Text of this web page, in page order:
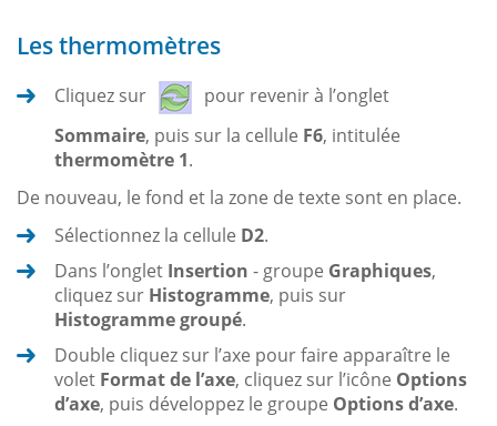
Les thermomètres
Cliquez sur
pour revenir à l’onglet
Sommaire, puis sur la cellule F6, intitulée
thermomètre 1.
De nouveau, le fond et la zone de texte sont en place.
Sélectionnez la cellule D2.
Dans l’onglet Insertion - groupe Graphiques,
cliquez sur Histogramme, puis sur
Histogramme groupé.
Double cliquez sur l’axe pour faire apparaître le
volet Format de l’axe, cliquez sur l’icône Options
d’axe, puis développez le groupe Options d’axe.